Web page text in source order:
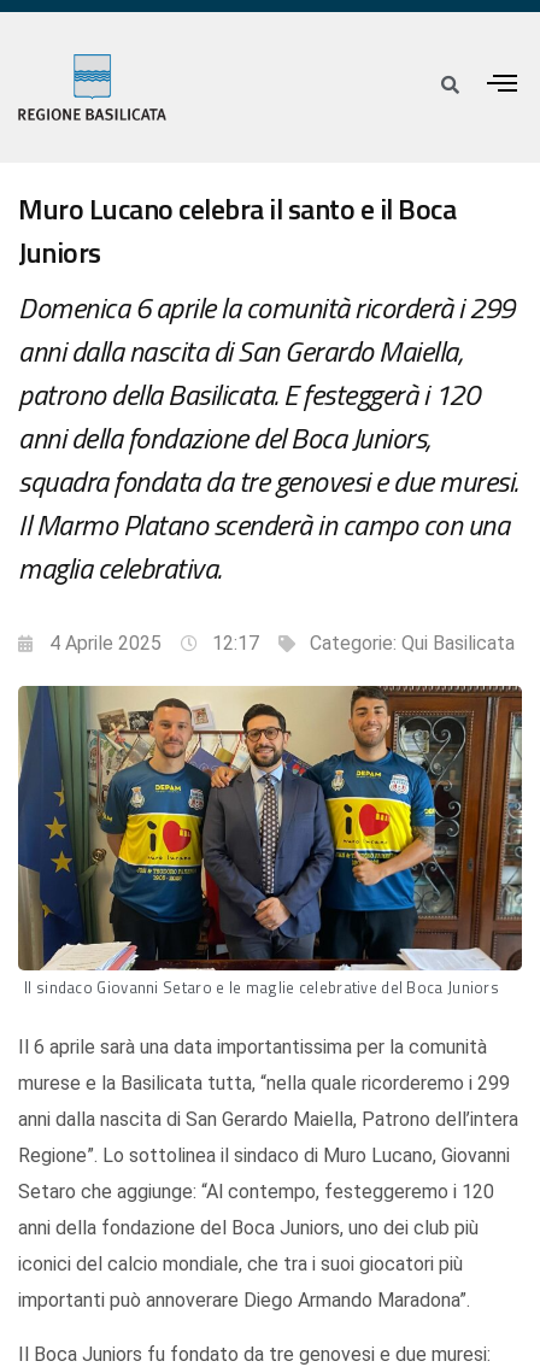
Muro Lucano celebra il santo e il Boca
Juniors
Domenica 6 aprile la comunità ricorderà i 299
anni dalla nascita di San Gerardo Maiella,
patrono della Basilicata. E festeggerà i 120
anni della fondazione del Boca Juniors,
squadra fondata da tre genovesi e due muresi.
Il Marmo Platano scenderà in campo con una
maglia celebrativa.
4 Aprile 2025 12:17 Categorie: Qui Basilicata
Il sindaco Giovanni Setaro e le maglie celebrative del Boca Juniors
Il 6 aprile sarà una data importantissima per la comunità
murese e la Basilicata tutta, “nella quale ricorderemo i 299
anni dalla nascita di San Gerardo Maiella, Patrono dell’intera
Regione”. Lo sottolinea il sindaco di Muro Lucano, Giovanni
Setaro che aggiunge: “Al contempo, festeggeremo i 120
anni della fondazione del Boca Juniors, uno dei club più
iconici del calcio mondiale, che tra i suoi giocatori più
importanti può annoverare Diego Armando Maradona”.
Il Boca Juniors fu fondato da tre genovesi e due muresi: